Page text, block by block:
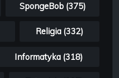
SpongeBob (375)
Religia (332)
Informatyka (318)